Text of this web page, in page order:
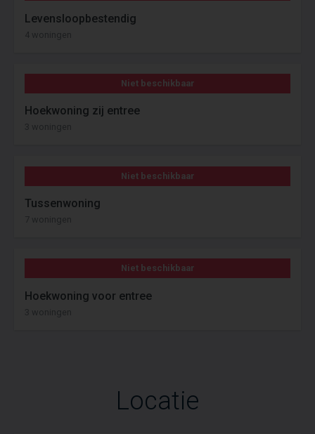
Levensloopbestendig
4 woningen
Niet beschikbaar
Hoekwoning zij entree
3 woningen
Niet beschikbaar
Tussenwoning
7 woningen
Niet beschikbaar
Hoekwoning voor entree
3 woningen
Locatie